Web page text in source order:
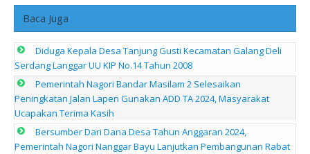
Baca Juga
Diduga Kepala Desa Tanjung Gusti Kecamatan Galang Deli
Serdang Langgar UU KIP No.14 Tahun 2008
Pemerintah Nagori Bandar Masilam 2 Selesaikan
Peningkatan Jalan Lapen Gunakan ADD TA 2024, Masyarakat
Ucapakan Terima Kasih
Bersumber Dari Dana Desa Tahun Anggaran 2024,
Pemerintah Nagori Nanggar Bayu Lanjutkan Pembangunan Rabat